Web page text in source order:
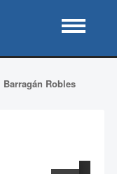
Barragán Robles